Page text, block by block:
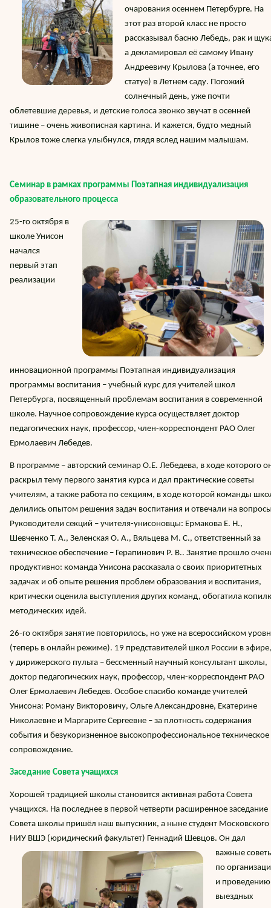
очарования осеннем Петербурге. На
этот раз второй класс не просто
рассказывал басню Лебедь, рак и
а декламировал её самому Ивану
Андреевичу Крылова (а точнее, его
статуе) в Летнем саду. Погожий
солнечный день, уже почти
облетевшие деревья, и детские голоса звонко звучат в осенней
тишине – очень живописная картина. И кажется, будто медный
Крылов тоже слегка улыбнулся, глядя вслед нашим малышам.
Семинар в рамках программы Поэтапная индивидуализация
образовательного процесса
25-го октября в
школе Унисон
начался
первый этап
реализации
инновационной программы Поэтапная индивидуализация
программы воспитания – учебный курс для учителей школ
Петербурга, посвященный проблемам воспитания в современной
школе. Научное сопровождение курса осуществляет доктор
педагогических наук, профессор, член-корреспондент РАО Олег
Ермолаевич Лебедев.
В программе – авторский семинар О.Е. Лебедева, в ходе которого
раскрыл тему первого занятия курса и дал практические советы
учителям, а также работа по секциям, в ходе которой команды
делились опытом решения задач воспитания и отвечали на
Руководители секций – учителя-унисоновцы: Ермакова Е. Н.,
Шевченко Т. А., Зеленская О. А., Вяльцева М. С., ответственный за
техническое обеспечение – Герапинович Р. В.. Занятие прошло
продуктивно: команда Унисона рассказала о своих приоритетных
задачах и об опыте решения проблем образования и воспитания,
критически оценила выступления других команд, обогатила
методических идей.
26-го октября занятие повторилось, но уже на всероссийском
(теперь в онлайн режиме). 19 представителей школ России в эфире,
у дирижерского пульта – бессменный научный консультант школы,
доктор педагогических наук, профессор, член-корреспондент РАО
Олег Ермолаевич Лебедев. Особое спасибо команде учителей
Унисона: Роману Викторовичу, Ольге Александровне, Екатерине
Николаевне и Маргарите Сергеевне – за плотность содержания
события и безукоризненное высокопрофессиональное техническое
сопровождение.
Заседание Совета учащихся
Хорошей традицией школы становится активная работа Совета
учащихся. На последнее в первой четверти расширенное заседание
Совета школы пришёл наш выпускник, а ныне студент Московского
НИУ ВШЭ (юридический факультет) Геннадий Шевцов. Он дал
важные
по
и проведению
выездных